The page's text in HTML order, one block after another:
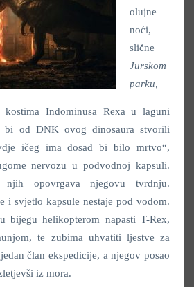
olujne
noći,
slične
Jurskom
parku,
kostima Indominusa Rexa u laguni
bi od DNK ovog dinosaura stvorili
ičeg ima dosad bi bilo mrtvo“,
nervozu u podvodnoj kapsuli.
opovrgava njegovu tvrdnju.
i svjetlo kapsule nestaje pod vodom.
bijegu helikopterom napasti T-Rex,
te zubima uhvatiti ljestve za
član ekspedicije, a njegov posao
iz mora.